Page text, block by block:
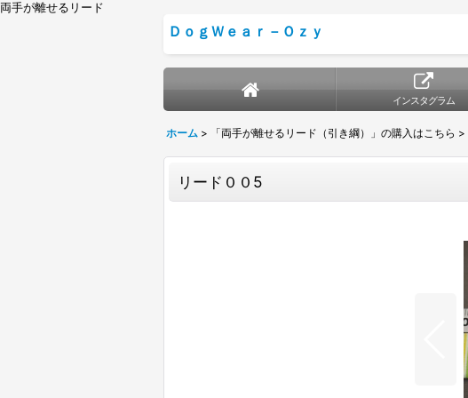
両手が離せるリード
ＤｏｇＷｅａｒ－Ｏｚｙ
インスタグラム
ホーム > 「両手が離せるリード（引き綱）」の購入はこちら >
リード００5